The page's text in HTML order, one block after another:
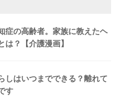
症の高齢者。家族に教えたヘ
は？【介護漫画】
しはいつまでできる？離れて
す